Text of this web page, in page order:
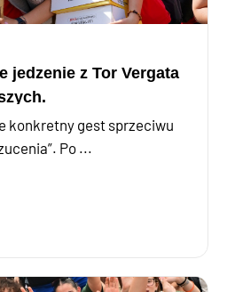
jedzenie z Tor Vergata
konkretny gest sprzeciwu
Po ...